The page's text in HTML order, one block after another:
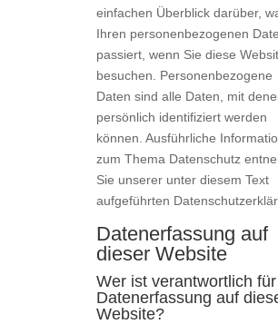
einfachen Überblick darüber,
Ihren personenbezogenen
passiert, wenn Sie diese
besuchen. Personenbezogene
Daten sind alle Daten, mit
persönlich identifiziert werden
können. Ausführliche
zum Thema Datenschutz
Sie unserer unter diesem Text
aufgeführten
Datenerfassung auf
dieser Website
Wer ist verantwortlich
Datenerfassung auf
Website?